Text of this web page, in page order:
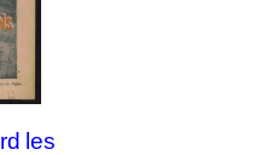
les